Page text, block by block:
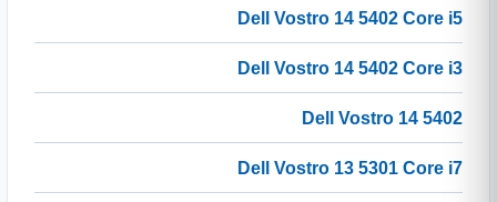
Dell Vostro 14 5402 Core i5
Dell Vostro 14 5402 Core i3
Dell Vostro 14 5402
Dell Vostro 13 5301 Core i7